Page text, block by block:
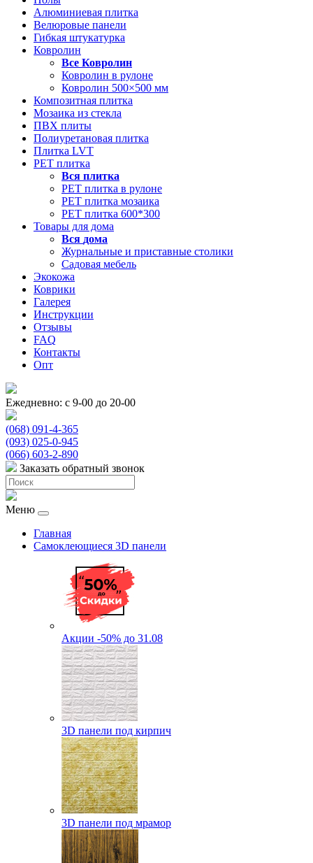
Алюминиевая плитка
Велюровые панели
Гибкая штукатурка
Ковролин
Все Ковролин
Ковролин в рулоне
Ковролин 500×500 мм
Композитная плитка
Мозаика из стекла
ПВХ плиты
Полиуретановая плитка
Плитка LVT
РЕТ плитка
Вся плитка
РЕТ плитка в рулоне
РЕТ плитка мозаика
РЕТ плитка 600*300
Товары для дома
Вся дома
Журнальные и приставные столики
Садовая мебель
Экокожа
Коврики
Галерея
Инструкции
Отзывы
FAQ
Контакты
Опт
Ежедневно: с 9-00 до 20-00
(068) 091-4-365
(093) 025-0-945
(066) 603-2-890
Заказать обратный звонок
Меню
Главная
Самоклеющиеся 3D панели
Акции -50% до 31.08
3D панели под кирпич
3D панели под мрамор